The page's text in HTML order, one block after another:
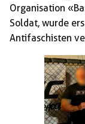
Organisation
Soldat, wurde
Antifaschisten